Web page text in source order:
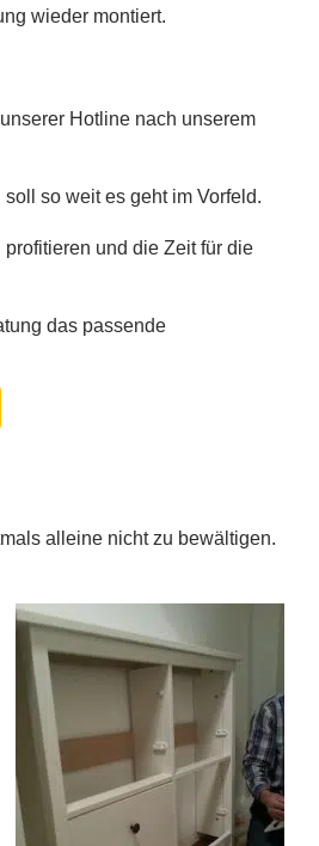
wieder montiert.
Hotline nach unserem
so weit es geht im Vorfeld.
und die Zeit für die
das passende
alleine nicht zu bewältigen.